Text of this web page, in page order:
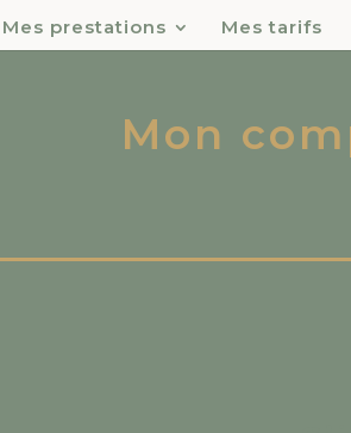
Mes prestations Mes tarifs
Mon